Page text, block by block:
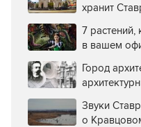
хранит
7
в вашем
Город
Звуки
о